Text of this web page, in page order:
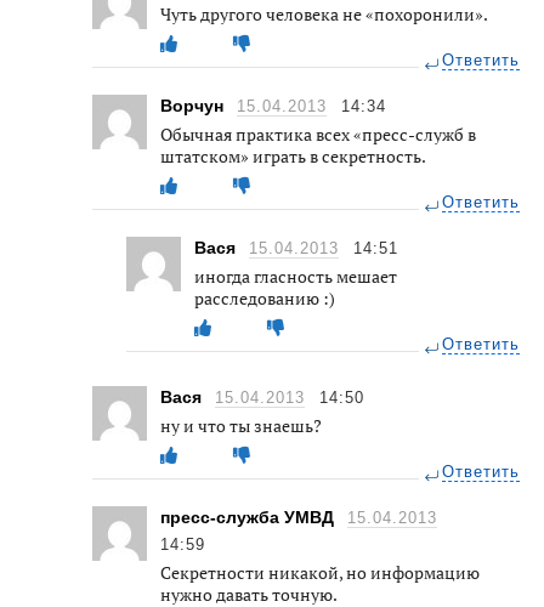
Чуть другого человека не «похоронили».
Ответить
Ворчун 15.04.2013 14:34
Обычная практика всех «пресс-служб в
штатском» играть в секретность.
Ответить
Вася 15.04.2013 14:51
иногда гласность мешает
расследованию :)
Ответить
Вася 15.04.2013 14:50
ну и что ты знаешь?
Ответить
пресс-служба УМВД
15.04.2013
14:59
Секретности никакой, но информацию
нужно давать точную.